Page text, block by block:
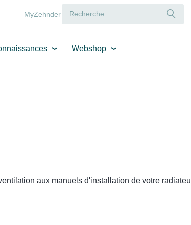
MyZehnder
Webshop
aux manuels d'installation de votre